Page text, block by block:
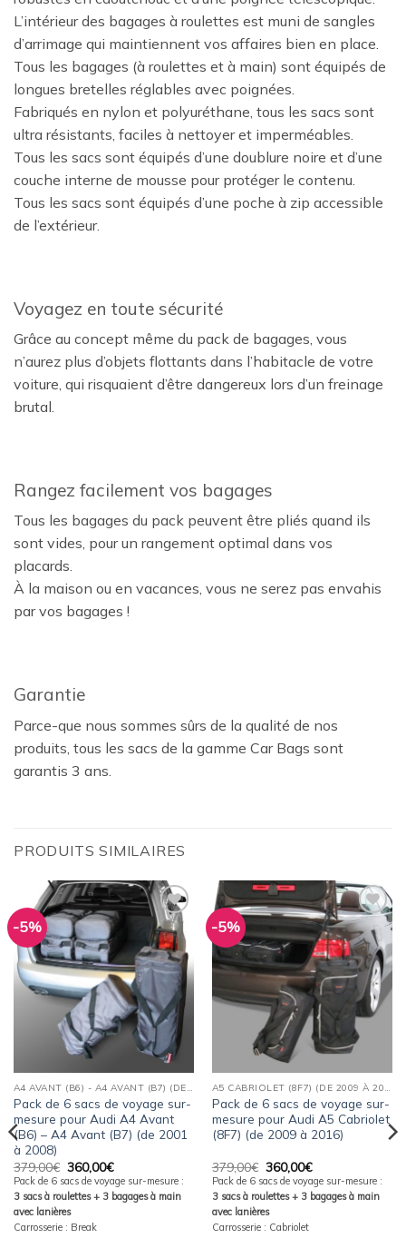
L’intérieur des bagages à roulettes est muni de sangles
d’arrimage qui maintiennent vos affaires bien en place.
Tous les bagages (à roulettes et à main) sont équipés de
longues bretelles réglables avec poignées.
Fabriqués en nylon et polyuréthane, tous les sacs sont
ultra résistants, faciles à nettoyer et imperméables.
Tous les sacs sont équipés d’une doublure noire et d’une
couche interne de mousse pour protéger le contenu.
Tous les sacs sont équipés d’une poche à zip accessible
de l’extérieur.
Voyagez en toute sécurité
Grâce au concept même du pack de bagages, vous
n’aurez plus d’objets flottants dans l’habitacle de votre
voiture, qui risquaient d’être dangereux lors d’un freinage
brutal.
Rangez facilement vos bagages
Tous les bagages du pack peuvent être pliés quand ils
sont vides, pour un rangement optimal dans vos
placards.
À la maison ou en vacances, vous ne serez pas envahis
par vos bagages !
Garantie
Parce-que nous sommes sûrs de la qualité de nos
produits, tous les sacs de la gamme Car Bags sont
garantis 3 ans.
PRODUITS SIMILAIRES
-5%
Ajouter
à la
wishlist
A4 AVANT (B6) - A4 AVANT (B7) (DE 2001 À 2008)
Pack de 6 sacs de voyage sur-
mesure pour Audi A4 Avant
(B6) – A4 Avant (B7) (de 2001
à 2008)
379,00€ Le
prix
initial
était :
379,00€.
360,00€Le
prix
actuel
est :
Pack de 6 sacs de voyage sur-mesure :
3 sacs à roulettes + 3 bagages à main
avec lanières
Carrosserie : Break
-5%
Ajouter
à la
wishlist
A5 CABRIOLET (8F7) (DE 2009 À 2016)
Pack de 6 sacs de voyage sur-
mesure pour Audi A5 Cabriolet
(8F7) (de 2009 à 2016)
379,00€ Le
prix
initial
était :
379,00€.
360,00€Le
prix
actuel
est :
Pack de 6 sacs de voyage sur-mesure :
3 sacs à roulettes + 3 bagages à main
avec lanières
Carrosserie : Cabriolet